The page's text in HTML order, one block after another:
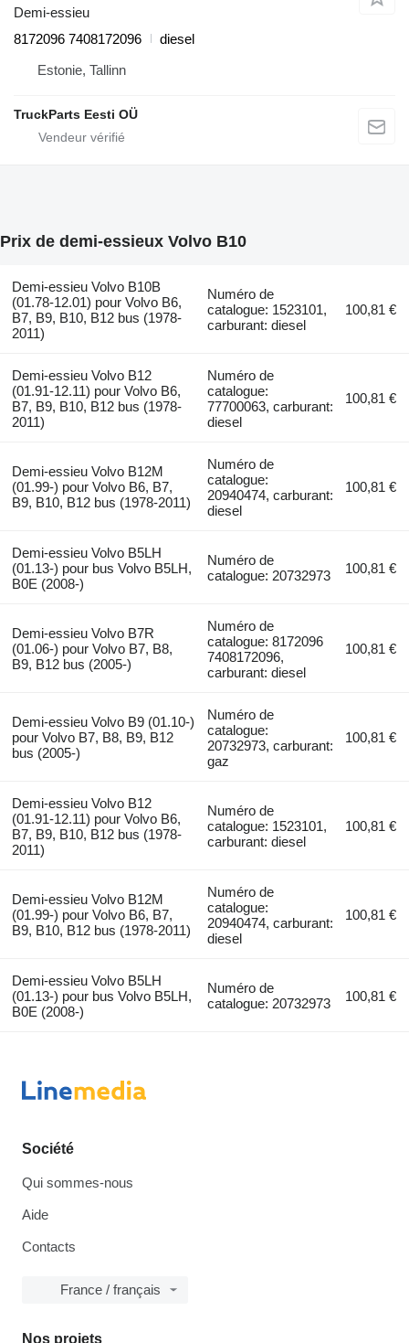
Demi-essieu
8172096 7408172096
diesel
Estonie, Tallinn
TruckParts Eesti OÜ
Prix de demi-essieux Volvo B10
Demi-essieu Volvo B10B
(01.78-12.01) pour Volvo B6,
B7, B9, B10, B12 bus (1978-
2011)
Numéro de
catalogue: 1523101,
carburant: diesel
100,81 €
Demi-essieu Volvo B12
(01.91-12.11) pour Volvo B6,
B7, B9, B10, B12 bus (1978-
2011)
Numéro de
catalogue:
77700063, carburant:
diesel
100,81 €
Demi-essieu Volvo B12M
(01.99-) pour Volvo B6, B7,
B9, B10, B12 bus (1978-2011)
Numéro de
catalogue:
20940474, carburant:
diesel
100,81 €
Demi-essieu Volvo B5LH
(01.13-) pour bus Volvo B5LH,
B0E (2008-)
Numéro de
catalogue: 20732973
100,81 €
Demi-essieu Volvo B7R
(01.06-) pour Volvo B7, B8,
B9, B12 bus (2005-)
Numéro de
catalogue: 8172096
7408172096,
carburant: diesel
100,81 €
Demi-essieu Volvo B9 (01.10-)
pour Volvo B7, B8, B9, B12
bus (2005-)
Numéro de
catalogue:
20732973, carburant:
gaz
100,81 €
Demi-essieu Volvo B12
(01.91-12.11) pour Volvo B6,
B7, B9, B10, B12 bus (1978-
2011)
Numéro de
catalogue: 1523101,
carburant: diesel
100,81 €
Demi-essieu Volvo B12M
(01.99-) pour Volvo B6, B7,
B9, B10, B12 bus (1978-2011)
Numéro de
catalogue:
20940474, carburant:
diesel
100,81 €
Demi-essieu Volvo B5LH
(01.13-) pour bus Volvo B5LH,
B0E (2008-)
Numéro de
catalogue: 20732973
100,81 €
Société
Qui sommes-nous
Aide
Contacts
France / français
Nos projets